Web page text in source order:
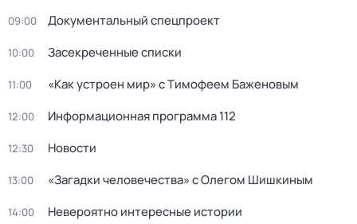
09:00 Документальный спецпроект
10:00 Заcекрeченные списки
11:00 «Как устроен мир» с Тимофеем Баженовым
12:00 Информационная программа 112
12:30 Новости
13:00 «Загадки человечества» с Олегом Шишкиным
14:00 Невероятно интересные истории